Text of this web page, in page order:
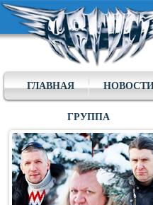
ГЛАВНАЯ
ГРУППА